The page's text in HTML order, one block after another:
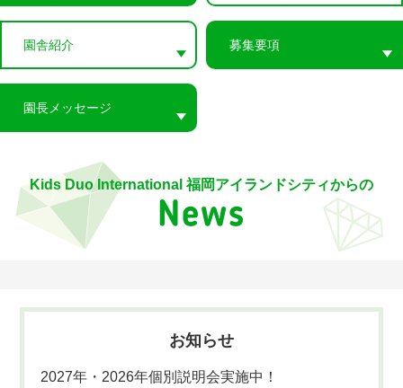
園舎紹介 募集要項
園長メッセージ
Kids Duo International 福岡アイランドシティからの
お知らせ
2027年・2026年個別説明会実施中！